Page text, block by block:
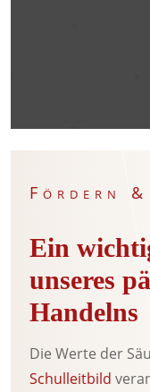
Fördern
Ein
unseres
Handelns
Die Werte der
Schulleitbild